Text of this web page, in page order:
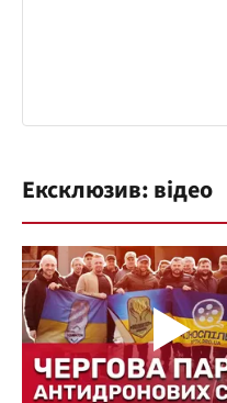
Ексклюзив: відео